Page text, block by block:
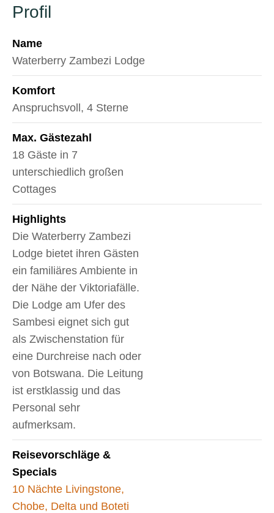
Profil
Name
Waterberry Zambezi Lodge
Komfort
Anspruchsvoll, 4 Sterne
Max. Gästezahl
18 Gäste in 7
unterschiedlich großen
Cottages
Highlights
Die Waterberry Zambezi
Lodge bietet ihren Gästen
ein familiäres Ambiente in
der Nähe der Viktoriafälle.
Die Lodge am Ufer des
Sambesi eignet sich gut
als Zwischenstation für
eine Durchreise nach oder
von Botswana. Die Leitung
ist erstklassig und das
Personal sehr
aufmerksam.
Reisevorschläge &
Specials
10 Nächte Livingstone,
Chobe, Delta und Boteti